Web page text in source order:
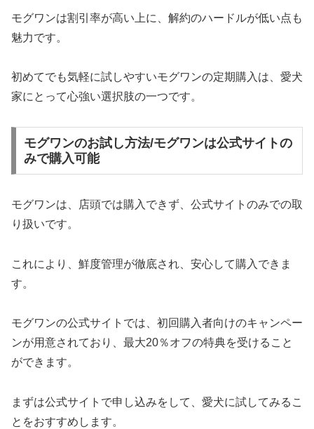
モグワンは割引率が高い上に、解約のハードルが低い点も
魅力です。
初めてでも気軽に試しやすいモグワンの定期購入は、愛犬
家にとって心強い選択肢の一つです。
モグワンのお試し方法/モグワンは公式サイトの
みで購入可能
モグワンは、店頭では購入できず、公式サイトのみでの取
り扱いです。
これにより、鮮度管理が徹底され、安心して購入できま
す。
モグワンの公式サイトでは、初回購入者向けのキャンペー
ンが用意されており、最大20％オフの特典を受けること
ができます。
まずは公式サイトで申し込みをして、愛犬に試してみるこ
とをおすすめします。